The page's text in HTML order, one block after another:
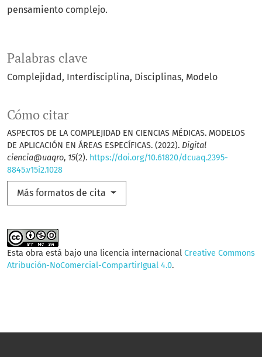
Palabras clave
Complejidad Interdisciplina Disciplinas Modelo
Cómo citar
ASPECTOS DE LA COMPLEJIDAD EN CIENCIAS MÉDICAS. MODELOS
DE APLICACIÓN EN ÁREAS ESPECÍFICAS. (2022). Digital
ciencia@uaqro, 15(2). https://doi.org/10.61820/dcuaq.2395-
8845.v15i2.1028
Más formatos de cita
pensamiento complejo.
Esta obra está bajo una licencia internacional Creative Commons
Atribución-NoComercial-CompartirIgual 4.0.